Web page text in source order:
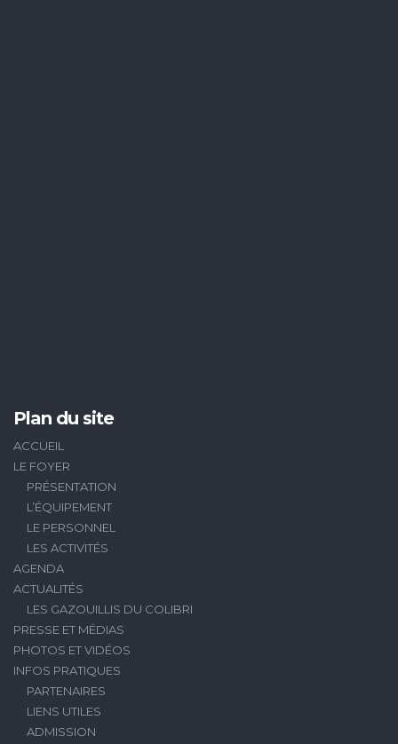
Plan du site
ACCUEIL
LE FOYER
PRÉSENTATION
L’ÉQUIPEMENT
LE PERSONNEL
LES ACTIVITÉS
AGENDA
ACTUALITÉS
LES GAZOUILLIS DU COLIBRI
PRESSE ET MÉDIAS
PHOTOS ET VIDÉOS
INFOS PRATIQUES
PARTENAIRES
LIENS UTILES
ADMISSION